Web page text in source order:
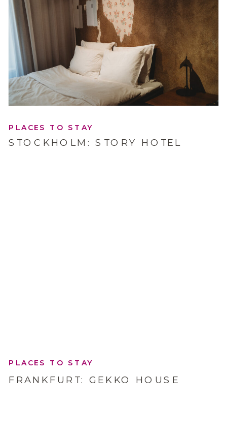
PLACES TO STAY
STOCKHOLM: STORY HOTEL
PLACES TO STAY
FRANKFURT: GEKKO HOUSE